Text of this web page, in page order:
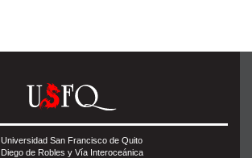
Universidad San Francisco de Quito
Diego de Robles y Vía Interoceánica